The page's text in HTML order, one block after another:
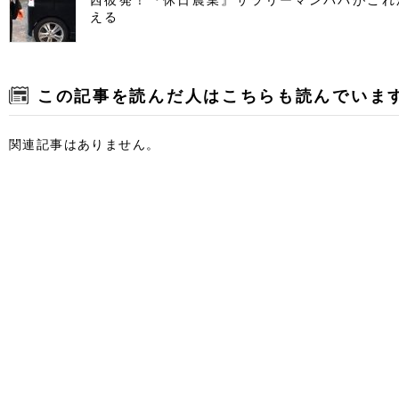
える
この記事を読んだ人はこちらも読んでいま
関連記事はありません。